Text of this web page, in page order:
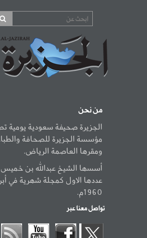
من نحن
الجزيرة صحيفة سعودية يومية
مؤسسة الجزيرة للصحافة
ومقرها العاصمة الرياض.
أسسها الشيخ عبدالله بن
عددها الاول كمجلة شهرية في
1960م.
تواصل معنا عبر